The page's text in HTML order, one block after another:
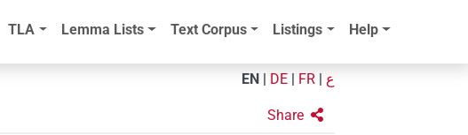
TLA Lemma Lists Text Corpus Listings Help
EN DE FR ع
Share